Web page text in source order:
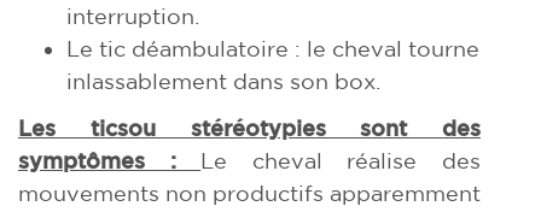
interruption.
Le tic déambulatoire : le cheval tourne
inlassablement dans son box.
Les ticsou stéréotypies sont des
symptômes : Le cheval réalise des
mouvements non productifs apparemment